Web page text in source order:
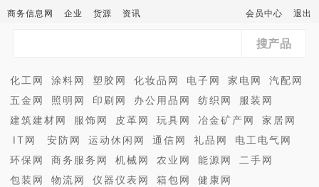
商务信息网 企业 货源 资讯 会员中心 退出
搜产品
化工网 涂料网 塑胶网 化妆品网 电子网 家电网
汽配网
五金网
照明网 印刷网 办公用品网 纺织网
服装网
建筑建材网
服饰网 皮革网 玩具网 冶金矿产网
家居网
IT网
安防网 运动休闲网 通信网 礼品网
电工电气网
环保网
商务服务网 机械网 农业网 能源网
二手网
包装网
物流网 仪器仪表网 箱包网 健康网